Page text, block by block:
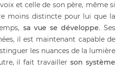
et celle de son père, même si
moins distincte pour lui que la
sa vue se développe. Ses
il est maintenant capable de
les nuances de la lumière
il fait travaillerson système